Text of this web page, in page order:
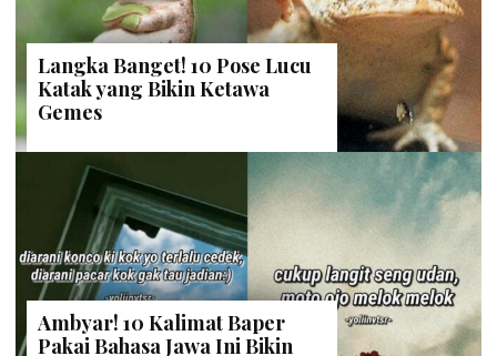
Langka Banget! 10 Pose Lucu
Katak yang Bikin Ketawa
Gemes
Ambyar! 10 Kalimat Baper
Pakai Bahasa Jawa Ini Bikin